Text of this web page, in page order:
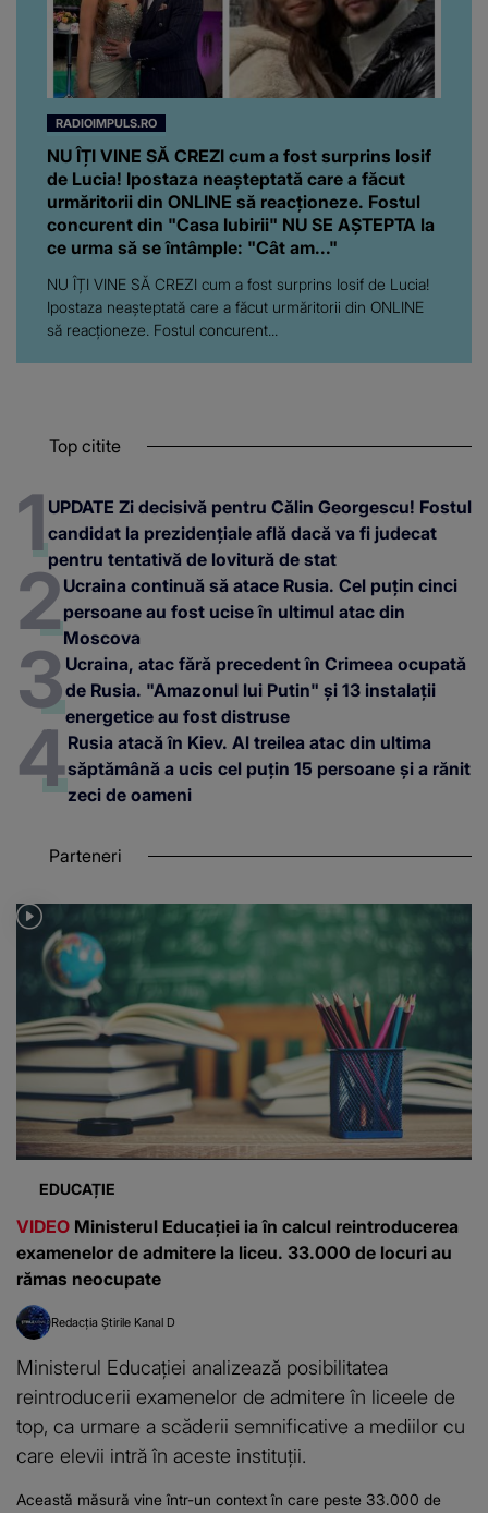
RADIOIMPULS.RO
NU ÎȚI VINE SĂ CREZI cum a fost surprins Iosif
de Lucia! Ipostaza neașteptată care a făcut
urmăritorii din ONLINE să reacționeze. Fostul
concurent din "Casa Iubirii" NU SE AȘTEPTA la
ce urma să se întâmple: "Cât am..."
NU ÎȚI VINE SĂ CREZI cum a fost surprins Iosif de Lucia!
Ipostaza neașteptată care a făcut urmăritorii din ONLINE
să reacționeze. Fostul concurent...
Top citite
UPDATE Zi decisivă pentru Călin Georgescu! Fostul
candidat la prezidențiale află dacă va fi judecat
pentru tentativă de lovitură de stat
Ucraina continuă să atace Rusia. Cel puțin cinci
persoane au fost ucise în ultimul atac din
Moscova
Ucraina, atac fără precedent în Crimeea ocupată
de Rusia. "Amazonul lui Putin" și 13 instalații
energetice au fost distruse
Rusia atacă în Kiev. Al treilea atac din ultima
săptămână a ucis cel puțin 15 persoane și a rănit
zeci de oameni
Parteneri
EDUCAȚIE
VIDEO Ministerul Educației ia în calcul reintroducerea
examenelor de admitere la liceu. 33.000 de locuri au
rămas neocupate
Redacția Știrile Kanal D
Ministerul Educației analizează posibilitatea
reintroducerii examenelor de admitere în liceele de
top, ca urmare a scăderii semnificative a mediilor cu
care elevii intră în aceste instituții.
Această măsură vine într-un context în care peste 33.000 de